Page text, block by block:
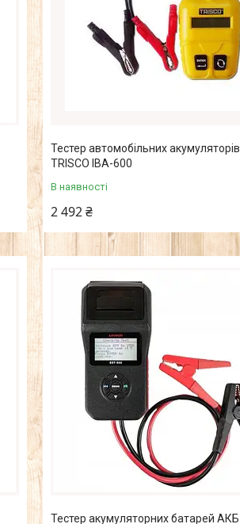
Тестер автомобільних акумуляторів
TRISCO IBA-600
В наявності
2 492 ₴
Тестер акумуляторних батарей АКБ